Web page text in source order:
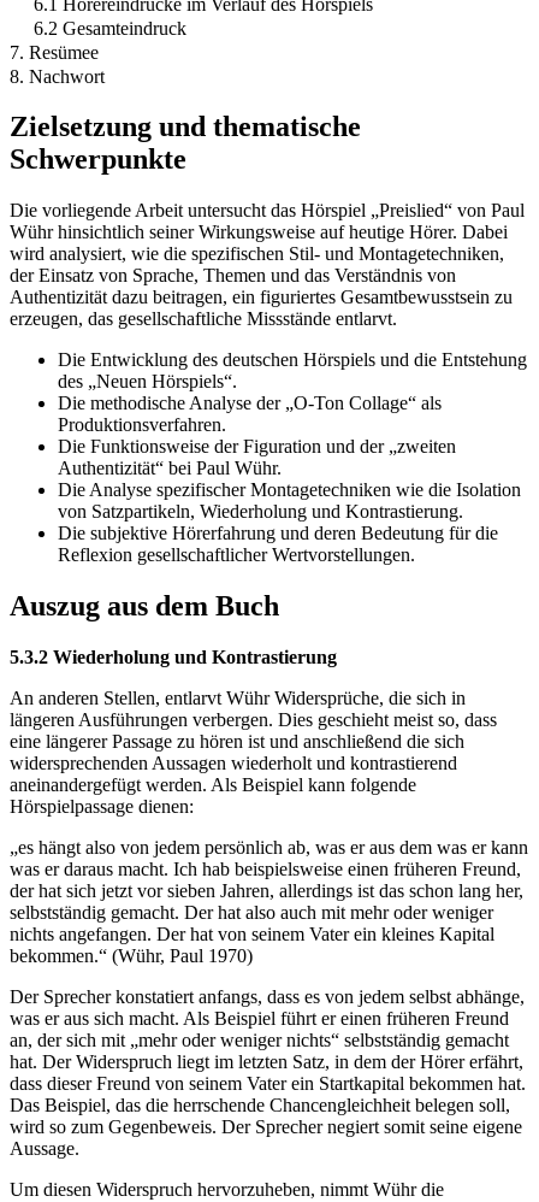
6.2 Gesamteindruck
7. Resümee
8. Nachwort
Zielsetzung und thematische
Schwerpunkte
Die vorliegende Arbeit untersucht das Hörspiel „Preislied“ von Paul
Wühr hinsichtlich seiner Wirkungsweise auf heutige Hörer. Dabei
wird analysiert, wie die spezifischen Stil- und Montagetechniken,
der Einsatz von Sprache, Themen und das Verständnis von
Authentizität dazu beitragen, ein figuriertes Gesamtbewusstsein zu
erzeugen, das gesellschaftliche Missstände entlarvt.
Die Entwicklung des deutschen Hörspiels und die Entstehung
des „Neuen Hörspiels“.
Die methodische Analyse der „O-Ton Collage“ als
Produktionsverfahren.
Die Funktionsweise der Figuration und der „zweiten
Authentizität“ bei Paul Wühr.
Die Analyse spezifischer Montagetechniken wie die Isolation
von Satzpartikeln, Wiederholung und Kontrastierung.
Die subjektive Hörerfahrung und deren Bedeutung für die
Reflexion gesellschaftlicher Wertvorstellungen.
Auszug aus dem Buch
5.3.2 Wiederholung und Kontrastierung
An anderen Stellen, entlarvt Wühr Widersprüche, die sich in
längeren Ausführungen verbergen. Dies geschieht meist so, dass
eine längerer Passage zu hören ist und anschließend die sich
widersprechenden Aussagen wiederholt und kontrastierend
aneinandergefügt werden. Als Beispiel kann folgende
Hörspielpassage dienen:
„es hängt also von jedem persönlich ab, was er aus dem was er kann
was er daraus macht. Ich hab beispielsweise einen früheren Freund,
der hat sich jetzt vor sieben Jahren, allerdings ist das schon lang her,
selbstständig gemacht. Der hat also auch mit mehr oder weniger
nichts angefangen. Der hat von seinem Vater ein kleines Kapital
bekommen.“ (Wühr, Paul 1970)
Der Sprecher konstatiert anfangs, dass es von jedem selbst abhänge,
was er aus sich macht. Als Beispiel führt er einen früheren Freund
an, der sich mit „mehr oder weniger nichts“ selbstständig gemacht
hat. Der Widerspruch liegt im letzten Satz, in dem der Hörer erfährt,
dass dieser Freund von seinem Vater ein Startkapital bekommen hat.
Das Beispiel, das die herrschende Chancengleichheit belegen soll,
wird so zum Gegenbeweis. Der Sprecher negiert somit seine eigene
Aussage.
Um diesen Widerspruch hervorzuheben, nimmt Wühr die